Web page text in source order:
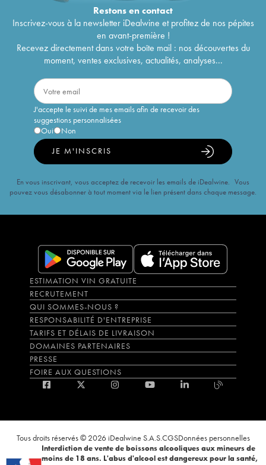
Restons encontact
Inscrivez-vous à la newsletter iDealwine et profitez de nos pépites
en avant-première !
Recevez directement dans votre boîte mail : nos découvertes du
moment, ventes exclusives, actualités, analyses...
J'accepte le suivi de mes emails afin de recevoir des
suggestions personnalisées
Oui
Non
JE M'INSCRIS
En vous inscrivant, vous acceptez de recevoir les emails de iDealwine. Vous
pouvez vous désabonner à tout moment via le lien présent dans chaque message.
ESTIMATION VIN GRATUITE
RECRUTEMENT
QUI SOMMES-NOUS ?
RESPONSABILITÉ D'ENTREPRISE
TARIFS ET DÉLAIS DE LIVRAISON
DOMAINES PARTENAIRES
PRESSE
FOIRE AUX QUESTIONS
Tous droits réservés © 2026 iDealwine S.A.S.CGSDonnées personnelles
Interdiction de vente de boissons alcooliques aux mineurs de
moins de 18 ans. L'abus d'alcool est dangereux pour la santé,